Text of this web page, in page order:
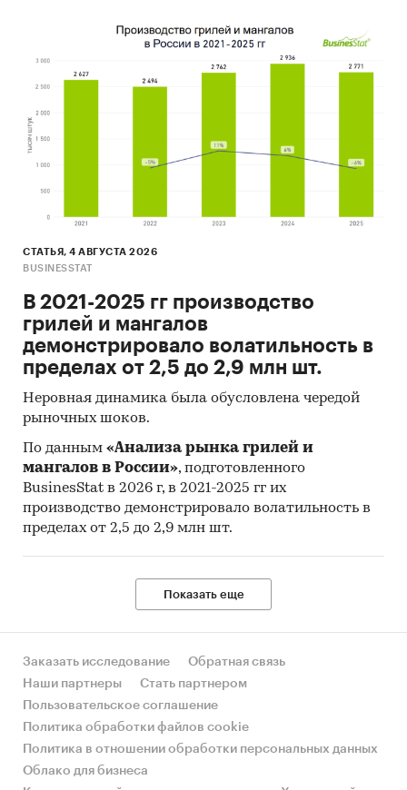
СТАТЬЯ, 4 АВГУСТА 2026
BUSINESSTAT
В 2021-2025 гг производство
грилей и мангалов
демонстрировало волатильность в
пределах от 2,5 до 2,9 млн шт.
Неровная динамика была обусловлена чередой
рыночных шоков.
По данным «Анализа рынка грилей и
мангалов в России», подготовленного
BusinesStat в 2026 г, в 2021-2025 гг их
производство демонстрировало волатильность в
пределах от 2,5 до 2,9 млн шт.
Показать еще
Заказать исследование
Обратная связь
Наши партнеры
Стать партнером
Пользовательское соглашение
Политика обработки файлов cookie
Политика в отношении обработки персональных данных
Облако для бизнеса